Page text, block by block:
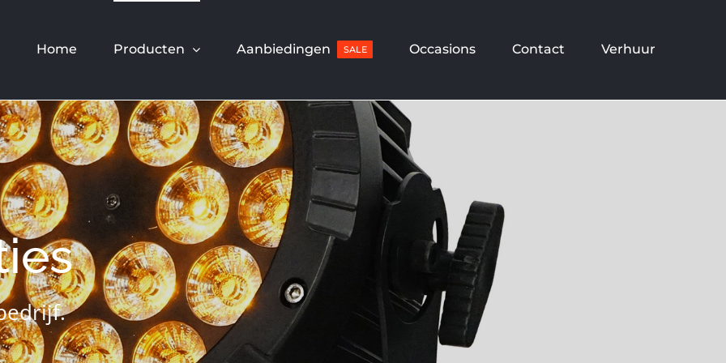
Home Producten Aanbiedingen SALE Occasions Contact Verhuur